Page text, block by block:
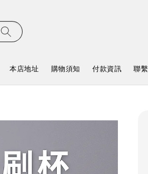
本店地址 購物須知 付款資訊 聯